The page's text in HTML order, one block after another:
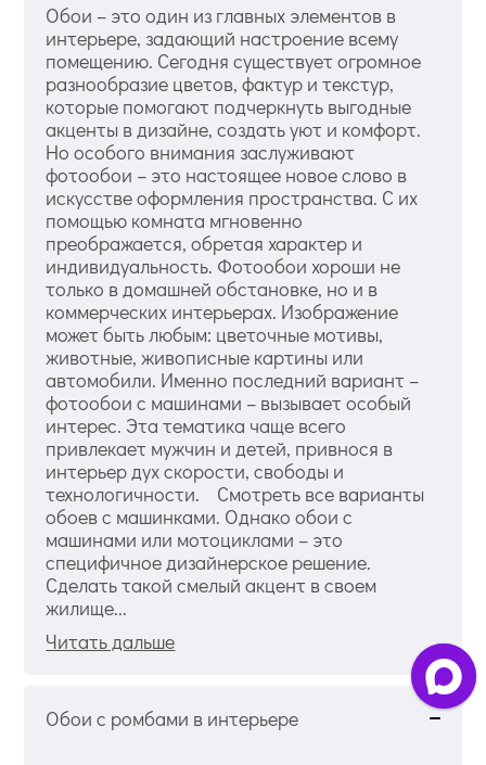
Обои – это один из главных элементов в
интерьере, задающий настроение всему
помещению. Сегодня существует огромное
разнообразие цветов, фактур и текстур,
которые помогают подчеркнуть выгодные
акценты в дизайне, создать уют и комфорт.
Но особого внимания заслуживают
фотообои – это настоящее новое слово в
искусстве оформления пространства. С их
помощью комната мгновенно
преображается, обретая характер и
индивидуальность. Фотообои хороши не
только в домашней обстановке, но и в
коммерческих интерьерах. Изображение
может быть любым: цветочные мотивы,
животные, живописные картины или
автомобили. Именно последний вариант –
фотообои с машинами – вызывает особый
интерес. Эта тематика чаще всего
привлекает мужчин и детей, привнося в
интерьер дух скорости, свободы и
технологичности. Смотреть все варианты
обоев с машинками. Однако обои с
машинами или мотоциклами – это
специфичное дизайнерское решение.
Сделать такой смелый акцент в своем
жилище...
Читать дальше
Обои с ромбами в интерьере